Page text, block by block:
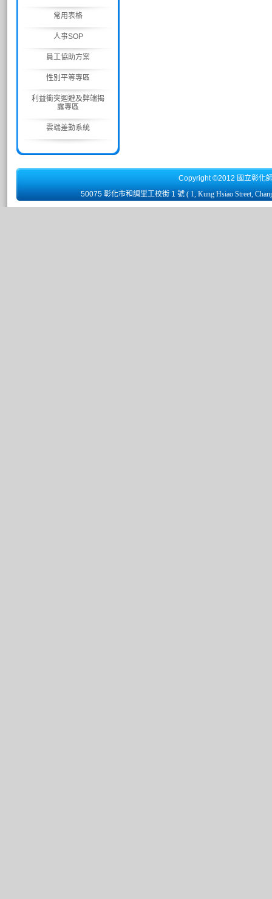
常用表格
人事SOP
員工協助方案
性別平等專區
利益衝突迴避及弊端揭
露專區
雲端差勤系統
Copyright ©2012 國立彰化
50075 彰化市和調里工校街 1 號 ( 1, Kung Hsiao Street,